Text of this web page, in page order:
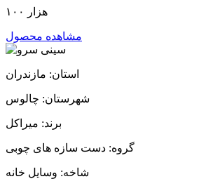
۱۰۰ هزار
مشاهده محصول
استان: مازندران
شهرستان: چالوس
برند: میراکل
گروه: دست سازه های چوبی
شاخه: وسایل خانه